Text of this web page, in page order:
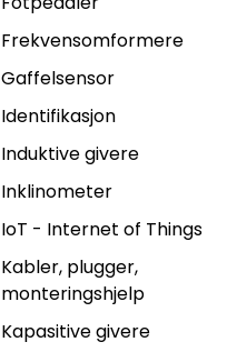
Frekvensomformere
Gaffelsensor
Identifikasjon
Induktive givere
Inklinometer
IoT - Internet of Things
Kabler, plugger,
monteringshjelp
Kapasitive givere